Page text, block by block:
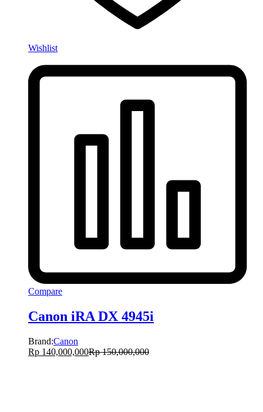
Wishlist
Compare
Canon iRA DX 4945i
Brand:Canon
Rp 140,000,000Rp150,000,000